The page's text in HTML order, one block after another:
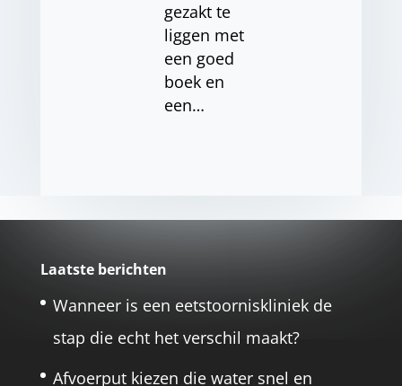
gezakt te
liggen met
een goed
boek en
een…
Laatste berichten
Wanneer is een eetstoorniskliniek de
stap die echt het verschil maakt?
Afvoerput kiezen die water snel en